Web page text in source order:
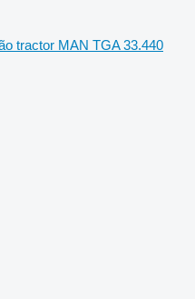
tractor MAN TGA 33.440